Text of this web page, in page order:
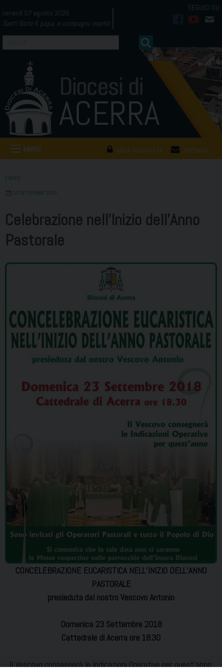
to
content
venerdì 07 agosto 2026
Santi Sisto II, papa, e compagni, martiri
AREA RISERVATA WEBMAIL
Menu
EVENTI
13 SETTEMBRE 2018
Celebrazione nell’Inizio dell’Anno
Pastorale
CONCELEBRAZIONE EUCARISTICA NELL’INIZIO DELL’ANNO
PASTORALE
presieduta dal nostro Vescovo Antonio
Domenica 23 Settembre 2018
Cattedrale di Acerra ore 18.30
Il Vescovo consegnerà le Indicazioni Operative per quest’anno.